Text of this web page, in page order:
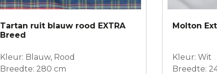
Tartan ruit blauw rood EXTRA
Breed
Kleur: Blauw, Rood
Breedte: 280 cm
Molton
Kleur: Wit
Breedte: